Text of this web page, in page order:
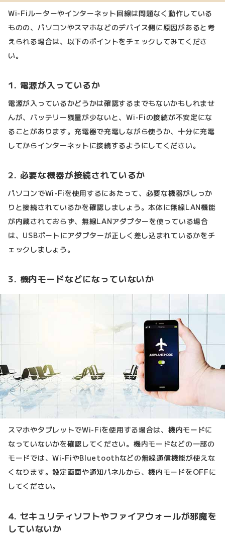
Wi-Fiルーターやインターネット回線は問題なく動作している
ものの、パソコンやスマホなどのデバイス側に原因があると考
えられる場合は、以下のポイントをチェックしてみてくださ
い。
1. 電源が入っているか
電源が入っているかどうかは確認するまでもないかもしれませ
んが、バッテリー残量が少ないと、Wi-Fiの接続が不安定にな
ることがあります。充電器で充電しながら使うか、十分に充電
してからインターネットに接続するようにしてください。
2. 必要な機器が接続されているか
パソコンでWi-Fiを使用するにあたって、必要な機器がしっか
りと接続されているかを確認しましょう。本体に無線LAN機能
が内蔵されておらず、無線LANアダプターを使っている場合
は、USBポートにアダプターが正しく差し込まれているかをチ
ェックしましょう。
3. 機内モードなどになっていないか
スマホやタブレットでWi-Fiを使用する場合は、機内モードに
なっていないかを確認してください。機内モードなどの一部の
モードでは、Wi-FiやBluetoothなどの無線通信機能が使えな
くなります。設定画面や通知パネルから、機内モードをOFFに
してください。
4. セキュリティソフトやファイアウォールが邪魔を
していないか